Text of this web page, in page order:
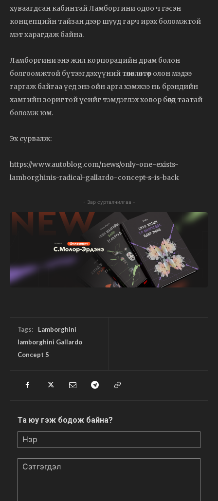
хуваагдсан кабинтай Ламборгини одоо ч гэсэн
концепцийн тайзан дээр шууд гарч ирэх боломжтой
мэт харагдаж байна.
Ламборгини энэ жил корпорацийн драм болон
болгоомжтой бүтээгдэхүүний төлөвлөлтөөр олон мэдээ
гаргаж байгаа үед энэ ойн арга хэмжээ нь брэндийн
хамгийн зоригтой үеийг тэмдэглэх ховор бөгөөд таатай
боломж юм.
Эх сурвалж:
https://www.autoblog.com/news/only-one-exists-
lamborghinis-radical-gallardo-concept-s-is-back
- Зар сурталчилгаа -
Tags:
Lamborghini
lamborghini Gallardo
Concept S
Та юу гэж бодож байна?